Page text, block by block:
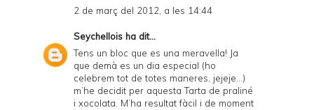
2 de març del 2012, a les 14:44
Seychellois ha dit...
Tens un bloc que es una meravella! Ja
que demà es un dia especial (ho
celebrem tot de totes maneres, jejeje…)
m’he decidit per aquesta Tarta de praliné
i xocolata. M’ha resultat fàcil i de moment